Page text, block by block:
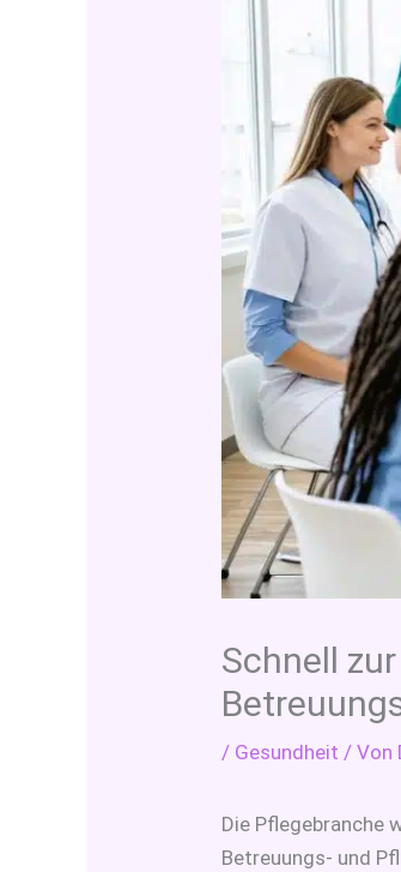
Schnell
/ Gesundheit / Von
Die Pflegebranche
Betreuungs- und